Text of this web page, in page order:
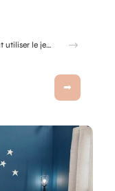
Gobelet Personnalisé anniversaire pour entreprise : animer un anniversaire de marque